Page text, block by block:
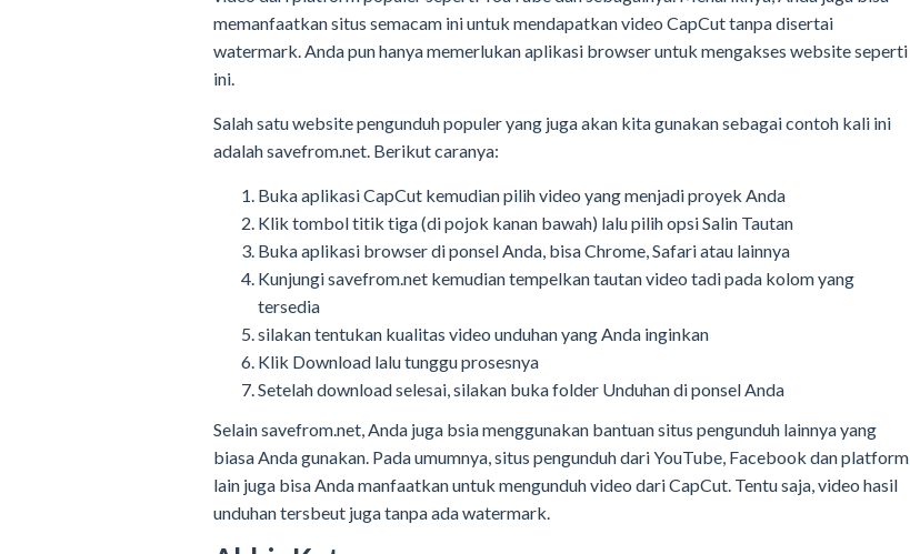
memanfaatkan situs semacam ini untuk mendapatkan video CapCut tanpa disertai
watermark. Anda pun hanya memerlukan aplikasi browser untuk mengakses website seperti
ini.
Salah satu website pengunduh populer yang juga akan kita gunakan sebagai contoh kali ini
adalah savefrom.net. Berikut caranya:
Buka aplikasi CapCut kemudian pilih video yang menjadi proyek Anda
Klik tombol titik tiga (di pojok kanan bawah) lalu pilih opsi Salin Tautan
Buka aplikasi browser di ponsel Anda, bisa Chrome, Safari atau lainnya
Kunjungi savefrom.net kemudian tempelkan tautan video tadi pada kolom yang
tersedia
silakan tentukan kualitas video unduhan yang Anda inginkan
Klik Download lalu tunggu prosesnya
Setelah download selesai, silakan buka folder Unduhan di ponsel Anda
Selain savefrom.net, Anda juga bsia menggunakan bantuan situs pengunduh lainnya yang
biasa Anda gunakan. Pada umumnya, situs pengunduh dari YouTube, Facebook dan platform
lain juga bisa Anda manfaatkan untuk mengunduh video dari CapCut. Tentu saja, video hasil
unduhan tersbeut juga tanpa ada watermark.